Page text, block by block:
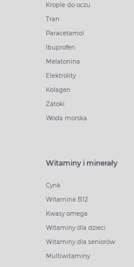
Krople do oczu
Tran
Paracetamol
Ibuprofen
Melatonina
Elektrolity
Kolagen
Zatoki
Woda morska
Witaminy i minerały
Cynk
Witamina B12
Kwasy omega
Witaminy dla dzieci
Witaminy dla seniorów
Multiwitaminy